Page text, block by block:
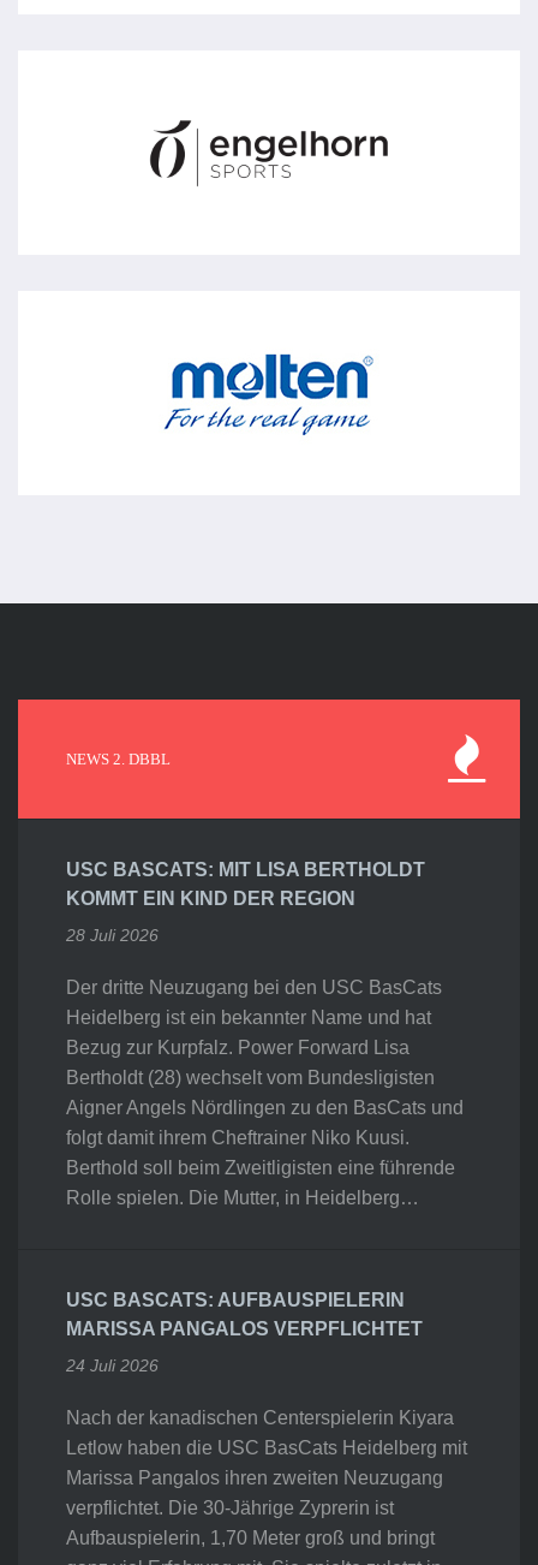
NEWS 2. DBBL
USC BASCATS: MIT LISA BERTHOLDT
KOMMT EIN KIND DER REGION
28 Juli 2026
Der dritte Neuzugang bei den USC BasCats
Heidelberg ist ein bekannter Name und hat
Bezug zur Kurpfalz. Power Forward Lisa
Bertholdt (28) wechselt vom Bundesligisten
Aigner Angels Nördlingen zu den BasCats und
folgt damit ihrem Cheftrainer Niko Kuusi.
Berthold soll beim Zweitligisten eine führende
Rolle spielen. Die Mutter, in Heidelberg…
USC BASCATS: AUFBAUSPIELERIN
MARISSA PANGALOS VERPFLICHTET
24 Juli 2026
Nach der kanadischen Centerspielerin Kiyara
Letlow haben die USC BasCats Heidelberg mit
Marissa Pangalos ihren zweiten Neuzugang
verpflichtet. Die 30-Jährige Zyprerin ist
Aufbauspielerin, 1,70 Meter groß und bringt